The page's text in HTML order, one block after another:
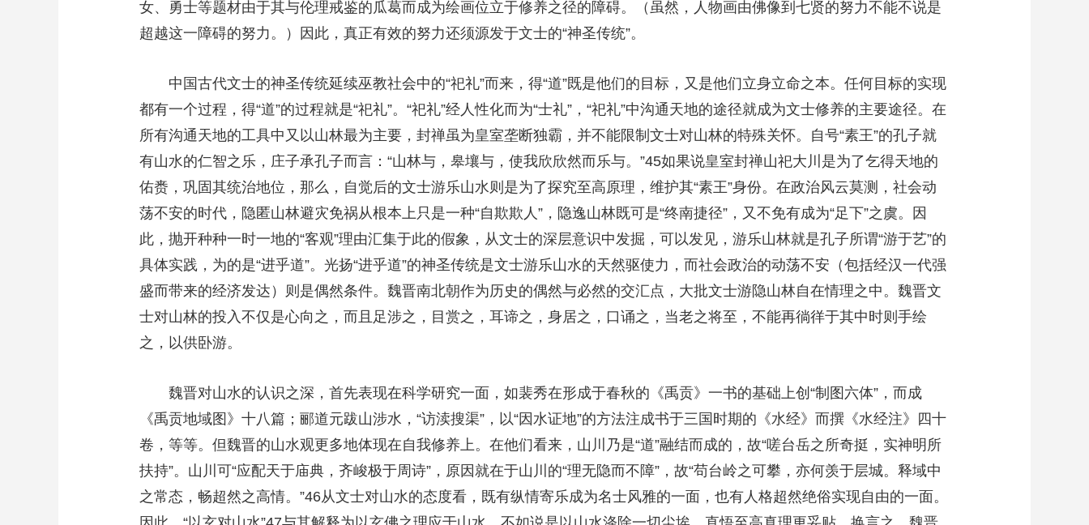
女、勇士等题材由于其与伦理戒鉴的瓜葛而成为绘画位立于修养之径的障碍。（虽然，人物画由佛像到七贤的努力不能不说是
超越这一障碍的努力。）因此，真正有效的努力还须源发于文士的“神圣传统”。
中国古代文士的神圣传统延续巫教社会中的“祀礼”而来，得“道”既是他们的目标，又是他们立身立命之本。任何目标的实现
都有一个过程，得“道”的过程就是“祀礼”。“祀礼”经人性化而为“士礼”，“祀礼”中沟通天地的途径就成为文士修养的主要途径。在
所有沟通天地的工具中又以山林最为主要，封禅虽为皇室垄断独霸，并不能限制文士对山林的特殊关怀。自号“素王”的孔子就
有山水的仁智之乐，庄子承孔子而言：“山林与，皋壤与，使我欣欣然而乐与。”45如果说皇室封禅山祀大川是为了乞得天地的
佑赉，巩固其统治地位，那么，自觉后的文士游乐山水则是为了探究至高原理，维护其“素王”身份。在政治风云莫测，社会动
荡不安的时代，隐匿山林避灾免祸从根本上只是一种“自欺欺人”，隐逸山林既可是“终南捷径”，又不免有成为“足下”之虞。因
此，抛开种种一时一地的“客观”理由汇集于此的假象，从文士的深层意识中发掘，可以发见，游乐山林就是孔子所谓“游于艺”的
具体实践，为的是“进乎道”。光扬“进乎道”的神圣传统是文士游乐山水的天然驱使力，而社会政治的动荡不安（包括经汉一代强
盛而带来的经济发达）则是偶然条件。魏晋南北朝作为历史的偶然与必然的交汇点，大批文士游隐山林自在情理之中。魏晋文
士对山林的投入不仅是心向之，而且足涉之，目赏之，耳谛之，身居之，口诵之，当老之将至，不能再徜徉于其中时则手绘
之，以供卧游。
魏晋对山水的认识之深，首先表现在科学研究一面，如裴秀在形成于春秋的《禹贡》一书的基础上创“制图六体”，而成
《禹贡地域图》十八篇；郦道元跋山涉水，“访渎搜渠”，以“因水证地”的方法注成书于三国时期的《水经》而撰《水经注》四十
卷，等等。但魏晋的山水观更多地体现在自我修养上。在他们看来，山川乃是“道”融结而成的，故“嗟台岳之所奇挺，实神明所
扶持”。山川可“应配天于庙典，齐峻极于周诗”，原因就在于山川的“理无隐而不障”，故“苟台岭之可攀，亦何羡于层城。释域中
之常态，畅超然之高情。”46从文士对山水的态度看，既有纵情寄乐成为名士风雅的一面，也有人格超然绝俗实现自由的一面。